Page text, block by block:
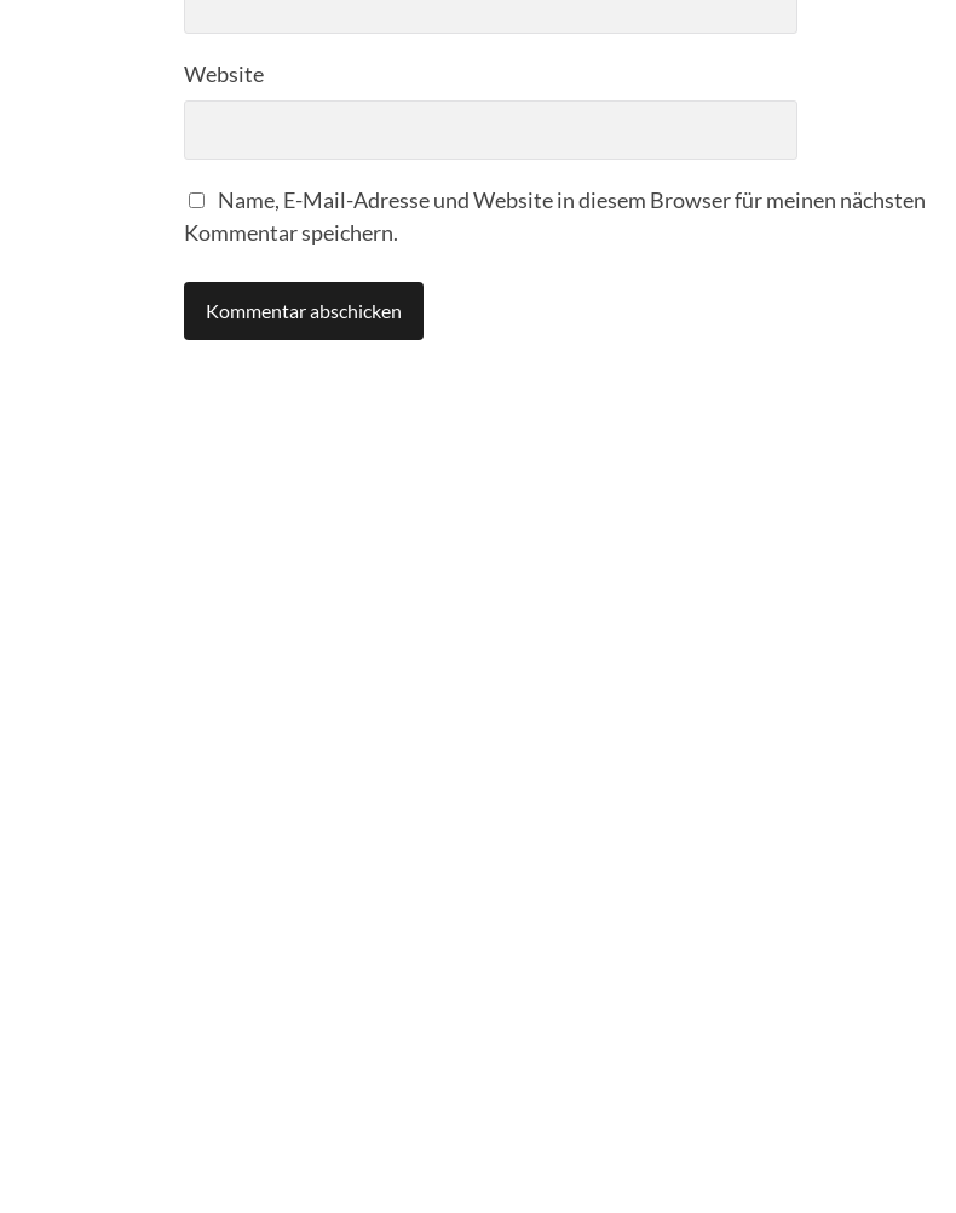
Website
Name, E-Mail-Adresse und Website in diesem Browser für meinen nächsten
Kommentar speichern.